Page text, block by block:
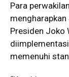
Para
Presiden Joko
memenuhi